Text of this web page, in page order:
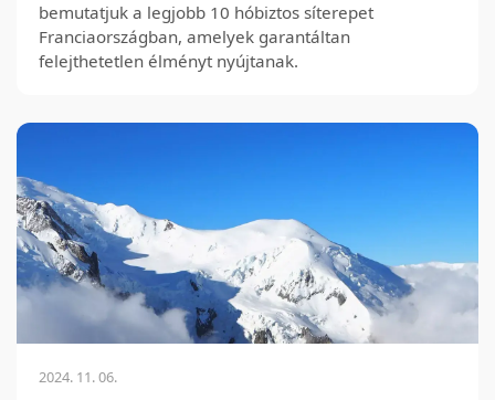
bemutatjuk a legjobb 10 hóbiztos síterepet
Franciaországban, amelyek garantáltan
felejthetetlen élményt nyújtanak.
2024. 11. 06.